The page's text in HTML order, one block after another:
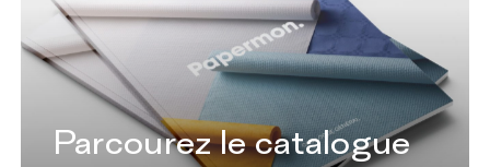
Parcourez le catalogue